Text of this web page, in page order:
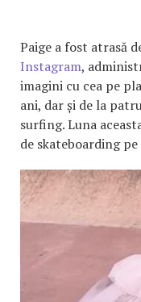
Paige a fost atrasă
Instagram,
imagini cu cea pe
ani, dar și de la
surfing. Luna
de skateboarding